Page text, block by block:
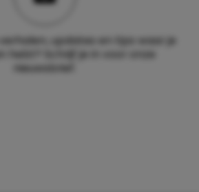
verhalen, updates en tips waar je
hebt? Schrijf je in voor onze
nieuwsbrief.